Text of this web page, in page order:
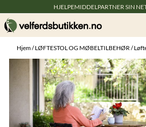
Hopp til innholdHJELPEMIDDELPARTNER SIN
Hjem/LØFTESTOL OG MØBELTILBEHØR /